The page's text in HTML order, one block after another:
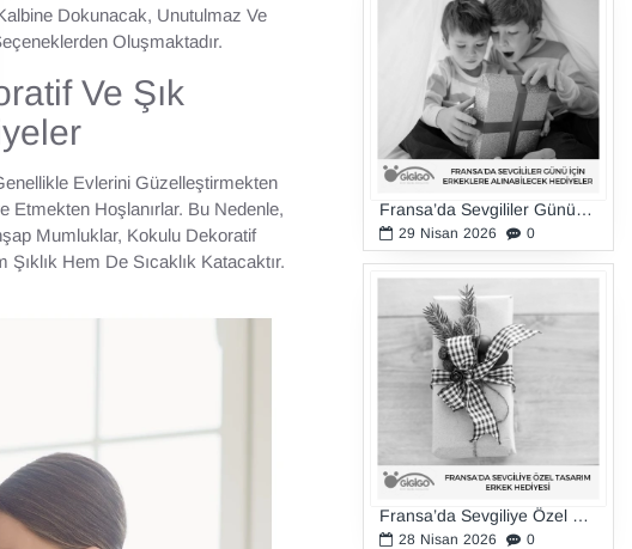
Dokunacak, Unutulmaz Ve
Oluşmaktadır.
Ve Şık
Evlerini Güzelleştirmekten
Etmekten Hoşlanırlar. Bu Nedenle,
Mumluklar, Kokulu Dekoratif
Hem De Sıcaklık Katacaktır.
Fransa’da Sevgililer Günü İçin Erkeklere Alınabilecek Hediyeler
29 Nisan 2026 0
Fransa’da Sevgiliye Özel Tasarım Erkek Hediyesi
28 Nisan 2026 0